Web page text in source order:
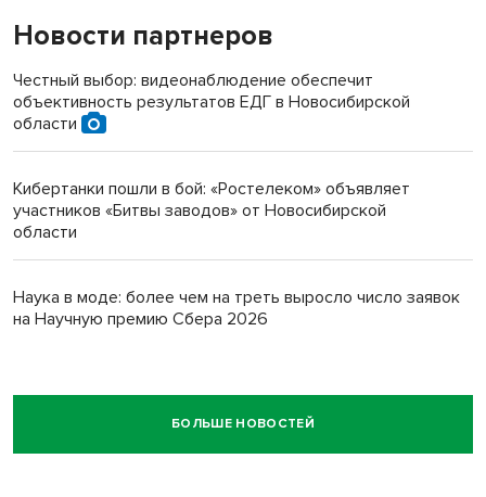
Новости партнеров
Честный выбор: видеонаблюдение обеспечит
объективность результатов ЕДГ в Новосибирской
области
Кибертанки пошли в бой: «Ростелеком» объявляет
участников «Битвы заводов» от Новосибирской
области
Наука в моде: более чем на треть выросло число заявок
на Научную премию Сбера 2026
БОЛЬШЕ НОВОСТЕЙ